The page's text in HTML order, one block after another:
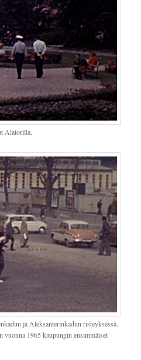
Alatorilla.
ja Aleksanterinkadun risteyksessä.
vuonna 1965 kaupungin ensimmäiset